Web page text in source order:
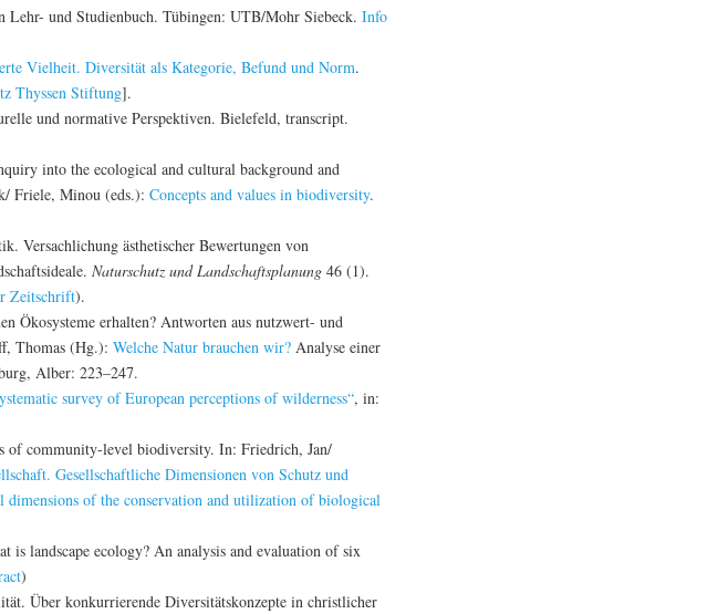
und Studienbuch. Tübingen: UTB/Mohr Siebeck. Info
Vielheit. Diversität als Kategorie, Befund und Norm.
Thyssen Stiftung].
und normative Perspektiven. Bielefeld, transcript.
into the ecological and cultural background and
Friele, Minou (eds.): Concepts and values in biodiversity.
Versachlichung ästhetischer Bewertungen von
Naturschutz und Landschaftsplanung 46 (1).
Zeitschrift).
Ökosysteme erhalten? Antworten aus nutzwert- und
Thomas (Hg.): Welche Natur brauchen wir? Analyse einer
Alber: 223–247.
survey of European perceptions of wilderness“, in:
of community-level biodiversity. In: Friedrich, Jan/
Gesellschaftliche Dimensionen von Schutz und
of the conservation and utilization of biological
is landscape ecology? An analysis and evaluation of six
)
Über konkurrierende Diversitätskonzepte in christlicher